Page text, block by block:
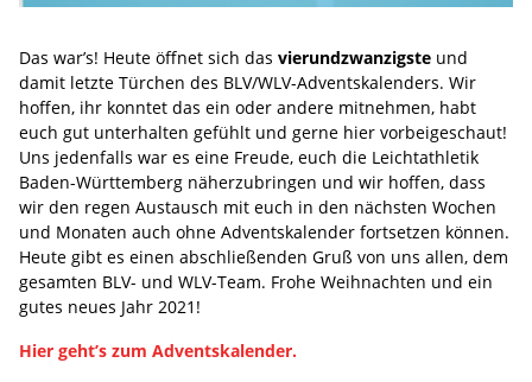
Das war’s! Heute öffnet sich das vierundzwanzigste und
damit letzte Türchen des BLV/WLV-Adventskalenders. Wir
hoffen, ihr konntet das ein oder andere mitnehmen, habt
euch gut unterhalten gefühlt und gerne hier vorbeigeschaut!
Uns jedenfalls war es eine Freude, euch die Leichtathletik
Baden-Württemberg näherzubringen und wir hoffen, dass
wir den regen Austausch mit euch in den nächsten Wochen
und Monaten auch ohne Adventskalender fortsetzen können.
Heute gibt es einen abschließenden Gruß von uns allen, dem
gesamten BLV- und WLV-Team. Frohe Weihnachten und ein
gutes neues Jahr 2021!
Hier geht’s zum Adventskalender.